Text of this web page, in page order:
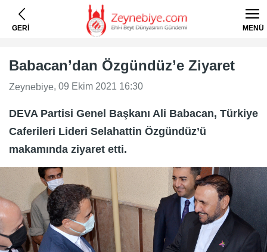
GERİ MENÜ
Babacan’dan Özgündüz’e Ziyaret
Zeynebiye, 09 Ekim 2021 16:30
DEVA Partisi Genel Başkanı Ali Babacan, Türkiye
Caferileri Lideri Selahattin Özgündüz’ü
makamında ziyaret etti.